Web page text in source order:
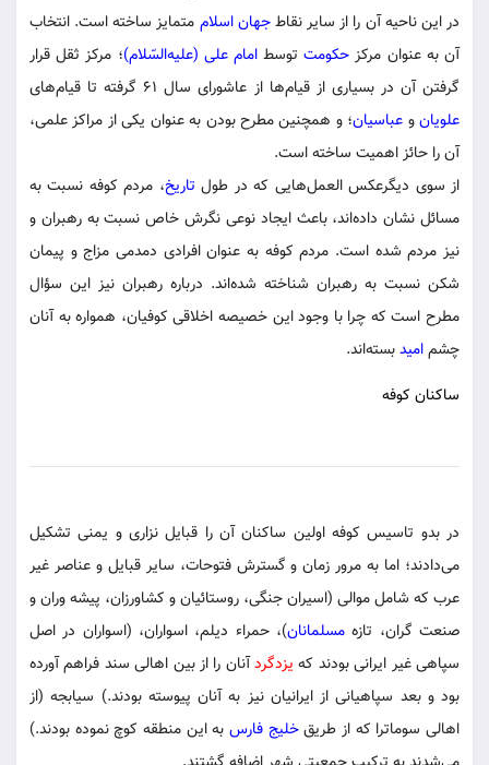
در این ناحیه آن را از سایر نقاطجهان اسلام متمایز ساخته است. انتخاب
آن به عنوان مرکز حکومتتوسطامام علی (علیه‌السّلام)؛ مرکز ثقل قرار
گرفتن آن در بسیاری از قیام‌ها از عاشورای سال ۶۱ گرفته تا قیام‌های
علویانو عباسیان؛ و همچنین مطرح بودن به عنوان یکی از مراکز علمی،
آن را حائز اهمیت ساخته است.
از سوی دیگرعکس العمل‌هایی که در طول تاریخ، مردم کوفه نسبت به
مسائل نشان داده‌اند، باعث ایجاد نوعی نگرش خاص نسبت به رهبران و
نیز مردم شده است. مردم کوفه به عنوان افرادی دمدمی مزاج و پیمان
شکن نسبت به رهبران شناخته شده‌اند. درباره رهبران نیز این سؤال
مطرح است که چرا با وجود این خصیصه اخلاقی کوفیان، همواره به آنان
چشمامیدبسته‌اند.
ساکنان کوفه
در بدو تاسیس کوفه اولین ساکنان آن را قبایل نزاری و یمنی تشکیل
می‌دادند؛ اما به مرور زمان و گسترش فتوحات، سایر قبایل و عناصر غیر
عرب که شامل موالی (اسیران جنگی، روستائیان و کشاورزان، پیشه وران و
صنعت گران، تازه مسلمانان)، حمراء دیلم، اسواران، (اسواران در اصل
سپاهی غیر ایرانی بودند که یزدگردآنان را از بین اهالی سند فراهم آورده
بود و بعد سپاهیانی از ایرانیان نیز به آنان پیوسته بودند.) سیابجه (از
اهالی سوماترا که از طریقخلیج فارس به این منطقه کوچ نموده بودند.)